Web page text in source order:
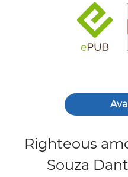
Righteous
Souza